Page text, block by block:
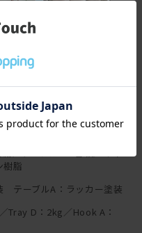
ままです。使いこむにつれ
傷がつきます。
ので、パイプに傷がつきま
樹脂
テーブルA：ラッカー塗装
Tray D：2kg／Hook A：